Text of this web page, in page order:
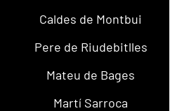
Caldes de Montbui
Pere de Riudebitlles
Mateu de Bages
Martí Sarroca